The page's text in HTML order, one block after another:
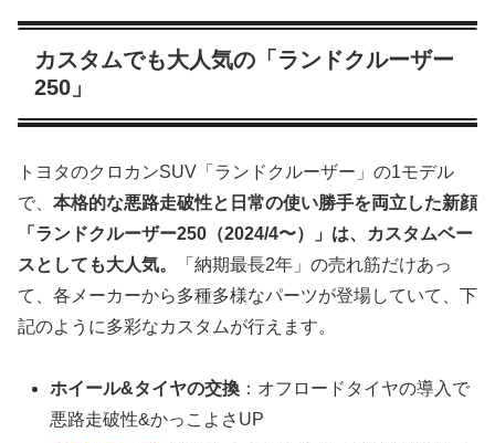
カスタムでも大人気の「ランドクルーザー
250」
トヨタのクロカンSUV「ランドクルーザー」の1モデル
で、 本格的な悪路走破性と日常の使い勝手を両立した新顔
「ランドクルーザー250（2024/4〜）」は、カスタムベー
スとしても大人気。
「納期最長2年」の売れ筋だけあっ
て、各メーカーから多種多様なパーツが登場していて、下
記のように多彩なカスタムが行えます。
ホイール&タイヤの交換 ：オフロードタイヤの導入で
悪路走破性&かっこよさUP